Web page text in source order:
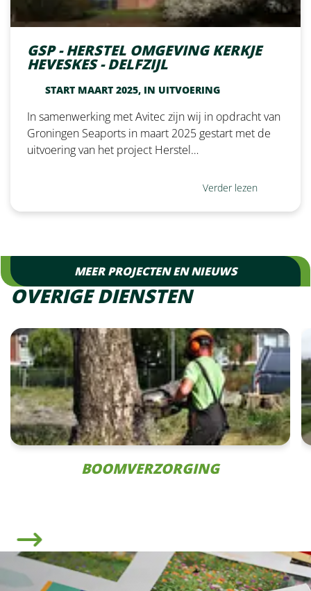
GSP - HERSTEL OMGEVING KERKJE
HEVESKES - DELFZIJL
START MAART 2025, IN UITVOERING
In samenwerking met Avitec zijn wij in opdracht van
Groningen Seaports in maart 2025 gestart met de
uitvoering van het project Herstel…
Verder lezen
MEER PROJECTEN EN NIEUWS
OVERIGE DIENSTEN
BOOMVERZORGING
Volgende